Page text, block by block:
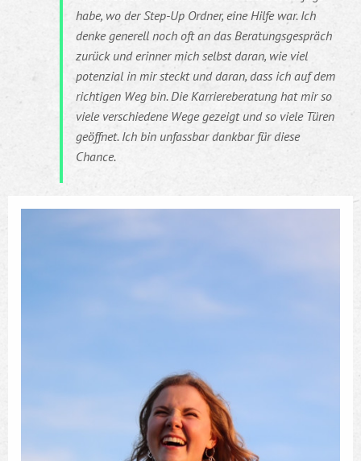
habe, wo der Step-Up Ordner, eine Hilfe war. Ich
denke generell noch oft an das Beratungsgespräch
zurück und erinner mich selbst daran, wie viel
potenzial in mir steckt und daran, dass ich auf dem
richtigen Weg bin. Die Karriereberatung hat mir so
viele verschiedene Wege gezeigt und so viele Türen
geöffnet. Ich bin unfassbar dankbar für diese
Chance.